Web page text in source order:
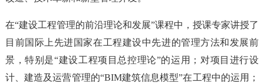
在“建设工程管理的前沿理论和发展”课程中，授课专家讲授了
目前国际上先进国家在工程建设中先进的管理方法和发展前
景，特别是“建设工程项目总控理论”的运用；对项目进行设
计、建造及运营管理的“BIM建筑信息模型”在工程中的运用；